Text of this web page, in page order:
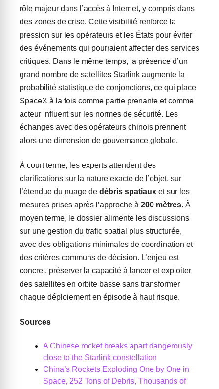
rôle majeur dans l’accès à Internet, y compris dans
des zones de crise. Cette visibilité renforce la
pression sur les opérateurs et les États pour éviter
des événements qui pourraient affecter des services
critiques. Dans le même temps, la présence d’un
grand nombre de satellites Starlink augmente la
probabilité statistique de conjonctions, ce qui place
SpaceX à la fois comme partie prenante et comme
acteur influent sur les normes de sécurité. Les
échanges avec des opérateurs chinois prennent
alors une dimension de gouvernance globale.
À court terme, les experts attendent des
clarifications sur la nature exacte de l’objet, sur
l’étendue du nuage de débris spatiaux et sur les
mesures prises après l’approche à 200 mètres. À
moyen terme, le dossier alimente les discussions
sur une gestion du trafic spatial plus structurée,
avec des obligations minimales de coordination et
des critères communs de décision. L’enjeu est
concret, préserver la capacité à lancer et exploiter
des satellites en orbite basse sans transformer
chaque déploiement en épisode à haut risque.
Sources
A Chinese rocket breaks apart dangerously
close to the Starlink constellation
China’s Rockets Exploding One by One in
Space, 252 Tons of Debris, Thousands of